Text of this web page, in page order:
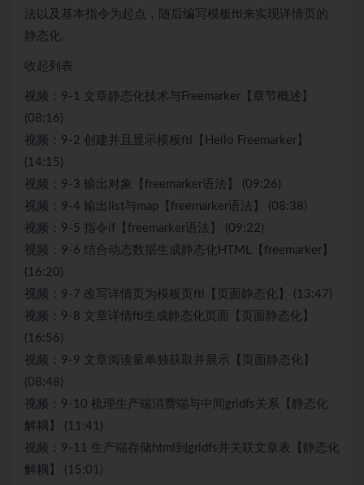
法以及基本指令为起点，随后编写模板ftl来实现详情页的
静态化。
收起列表
视频：9-1 文章静态化技术与Freemarker【章节概述】
(08:16)
视频：9-2 创建并且显示模板ftl【Hello Freemarker】
(14:15)
视频：9-3 输出对象【freemarker语法】 (09:26)
视频：9-4 输出list与map【freemarker语法】 (08:38)
视频：9-5 指令if【freemarker语法】 (09:22)
视频：9-6 结合动态数据生成静态化HTML【freemarker】
(16:20)
视频：9-7 改写详情页为模板页ftl【页面静态化】 (13:47)
视频：9-8 文章详情ftl生成静态化页面【页面静态化】
(16:56)
视频：9-9 文章阅读量单独获取并展示【页面静态化】
(08:48)
视频：9-10 梳理生产端消费端与中间gridfs关系【静态化
解耦】 (11:41)
视频：9-11 生产端存储html到gridfs并关联文章表【静态化
解耦】 (15:01)